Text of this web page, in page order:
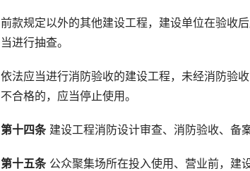
前款规定以外的其他建设工程，建设单位在验收
当进行抽查。
依法应当进行消防验收的建设工程，未经消防验
不合格的，应当停止使用。
第十四条 建设工程消防设计审查、消防验收、备
第十五条 公众聚集场所在投入使用、营业前，建